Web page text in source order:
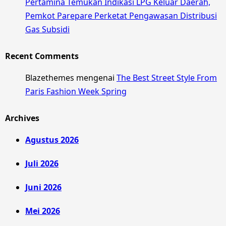
Pemkot Parepare Perketat Pengawasan Distribusi
Gas Subsidi
Recent Comments
Blazethemes mengenai The Best Street Style From
Paris Fashion Week Spring
Archives
Agustus 2026
Juli 2026
Juni 2026
Mei 2026